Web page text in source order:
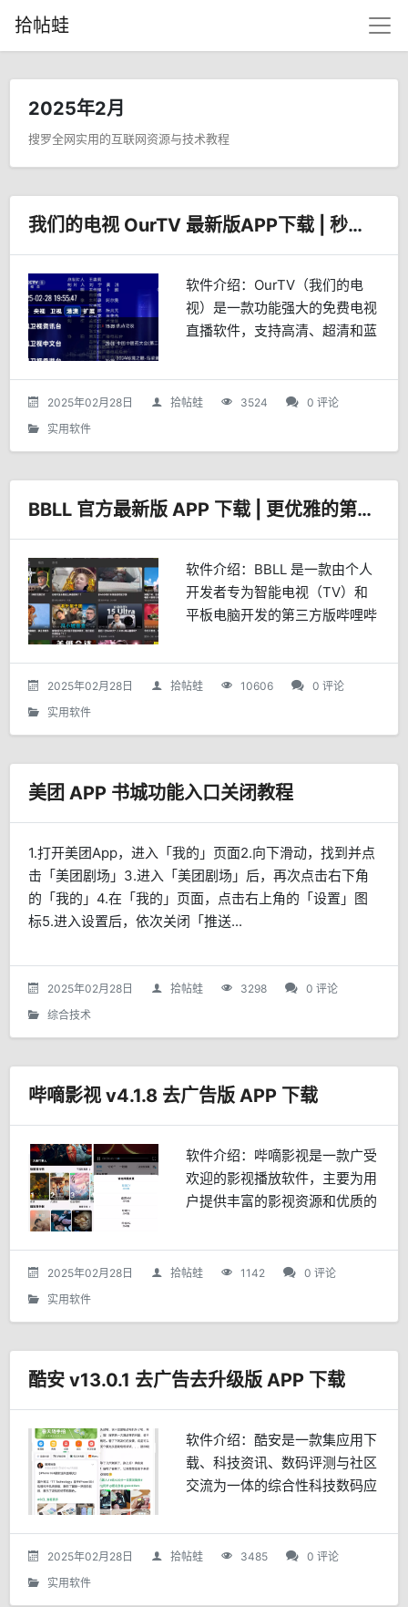
拾帖蛙
2025年2月
搜罗全网实用的互联网资源与技术教程
我们的电视 OurTV 最新版APP下载 | 秒播免费高清电视直播
软件介绍：OurTV（我们的电
视）是一款功能强大的免费电视
直播软件，支持高清、超清和蓝
费，切换频道秒开秒播，您再也
不用在各种平台寻找各种不稳定
2025年02月28日 拾帖蛙 3524
0 评论
实用软件
BBLL 官方最新版 APP 下载 | 更优雅的第三方哔哩哔哩客户端
软件介绍：BBLL 是一款由个人
开发者专为智能电视（TV）和
平板电脑开发的第三方版哔哩哔
时兼顾触屏使用，界面简洁美
观，免费开源无广告，安装包仅
2025年02月28日 拾帖蛙 10606
0 评论
实用软件
美团 APP 书城功能入口关闭教程
1.打开美团App，进入「我的」页面2.向下滑动，找到并点
击「美团剧场」3.进入「美团剧场」后，再次点击右下角
的「我的」4.在「我的」页面，点击右上角的「设置」图
标5.进入设置后，依次关闭「推送...
2025年02月28日 拾帖蛙 3298
0 评论
综合技术
哔嘀影视 v4.1.8 去广告版 APP 下载
软件介绍：哔嘀影视是一款广受
欢迎的影视播放软件，主要为用
户提供丰富的影视资源和优质的
高清的画质、流畅的播放、免费
的服务以及智能化的功能，深受
2025年02月28日 拾帖蛙 1142
0 评论
实用软件
酷安 v13.0.1 去广告去升级版 APP 下载
软件介绍：酷安是一款集应用下
载、科技资讯、数码评测与社区
交流为一体的综合性科技数码应
理念，为用户提供了一个自由、
开放的科技交流空间，吸引了大
2025年02月28日 拾帖蛙 3485
0 评论
实用软件